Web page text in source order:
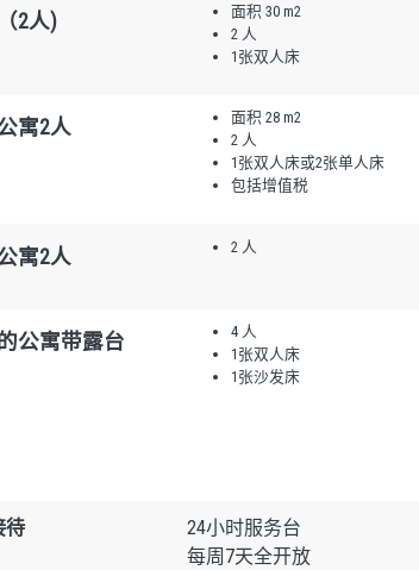
2人)
面积 30 m2
2 人
1张双人床
寓2人
面积 28 m2
2 人
1张双人床或2张单人床
包括增值税
寓2人 2 人
公寓带露台
4 人
1张双人床
1张沙发床
待
24小时服务台
每周7天全开放